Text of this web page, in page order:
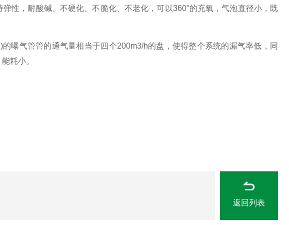
性，耐酸碱、不硬化、不脆化、不老化，可以360°的充氧，气泡直径小，既
的曝气管管的通气量相当于四个200m3/h的盘，使得整个系统的漏气率低，同
耗小。
返回列表